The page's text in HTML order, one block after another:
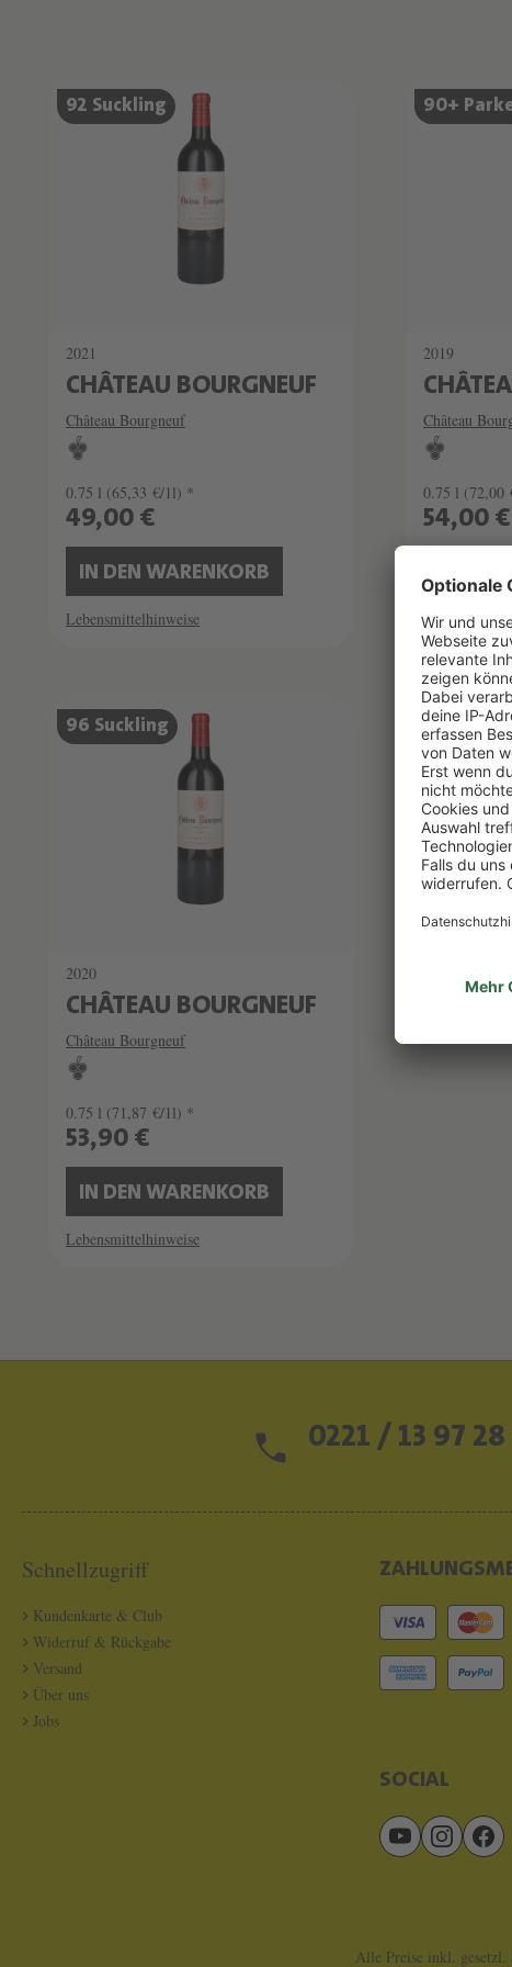
92 Suckling
2021
CHÂTEAU BOURGNEUF
Château Bourgneuf
0.75 l (65,33 €/1l) *
49,00 €
IN DEN WARENKORB
Lebensmittelhinweise
90+
2019
Château
0.75 l (72,00
54,00 €
IN DEN
96 Suckling
2020
CHÂTEAU BOURGNEUF
Château Bourgneuf
0.75 l (71,87 €/1l) *
53,90 €
IN DEN WARENKORB
Lebensmittelhinweise
0221 / 13 97 28
Schnellzugriff
Kundenkarte & Club
Widerruf & Rückgabe
Versand
Über uns
Jobs
SOCIAL
Alle Preise inkl. gesetzl.